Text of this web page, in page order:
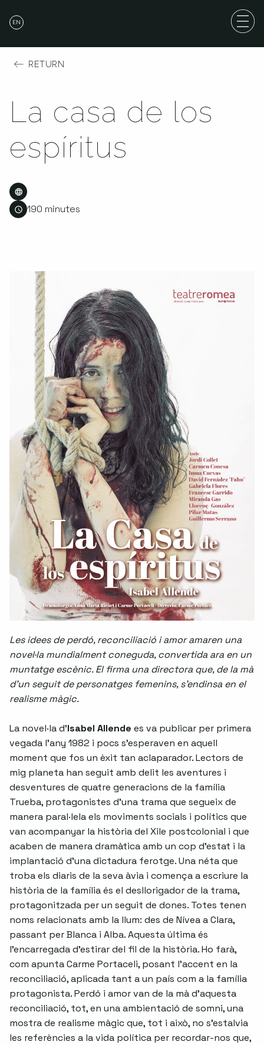
EN
RETURN
La casa de los
espíritus
190 minutes
Les idees de perdó, reconciliació i amor amaren una
novel·la mundialment coneguda, convertida ara en un
muntatge escènic. El firma una directora que, de la mà
d'un seguit de personatges femenins, s'endinsa en el
realisme màgic.
La novel·la d'Isabel Allende es va publicar per primera
vegada l'any 1982 i pocs s'esperaven en aquell
moment que fos un èxit tan aclaparador. Lectors de
mig planeta han seguit amb delit les aventures i
desventures de quatre generacions de la família
Trueba, protagonistes d'una trama que segueix de
manera paral·lela els moviments socials i polítics que
van acompanyar la història del Xile postcolonial i que
acaben de manera dramàtica amb un cop d'estat i la
implantació d'una dictadura ferotge. Una néta que
troba els diaris de la seva àvia i comença a escriure la
història de la família és el desllorigador de la trama,
protagonitzada per un seguit de dones. Totes tenen
noms relacionats amb la llum: des de Nívea a Clara,
passant per Blanca i Alba. Aquesta última és
l'encarregada d'estirar del fil de la història. Ho farà,
com apunta Carme Portaceli, posant l'accent en la
reconciliació, aplicada tant a un país com a la família
protagonista. Perdó i amor van de la mà d'aquesta
reconciliació, tot, en una ambientació de somni, una
mostra de realisme màgic que, tot i això, no s'estalvia
les referències a la vida política per recordar-nos que,